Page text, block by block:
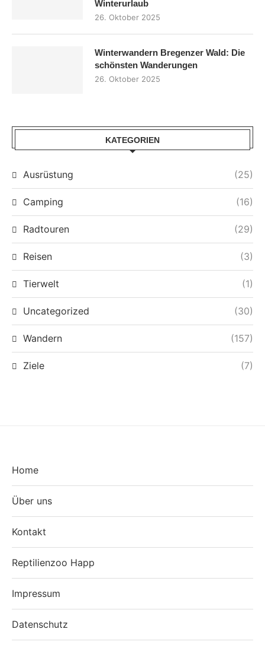
Winterurlaub
26. Oktober 2025
Winterwandern Bregenzer Wald: Die
schönsten Wanderungen
26. Oktober 2025
KATEGORIEN
Ausrüstung (25)
Camping (16)
Radtouren (29)
Reisen (3)
Tierwelt (1)
Uncategorized (30)
Wandern (157)
Ziele (7)
Home
Über uns
Kontakt
Reptilienzoo Happ
Impressum
Datenschutz